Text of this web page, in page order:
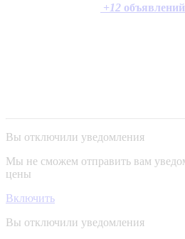
+12 объявлений
Вы отключили уведомления
Мы не сможем отправить вам
цены
Включить
Вы отключили уведомления